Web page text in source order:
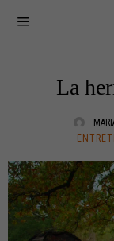
La